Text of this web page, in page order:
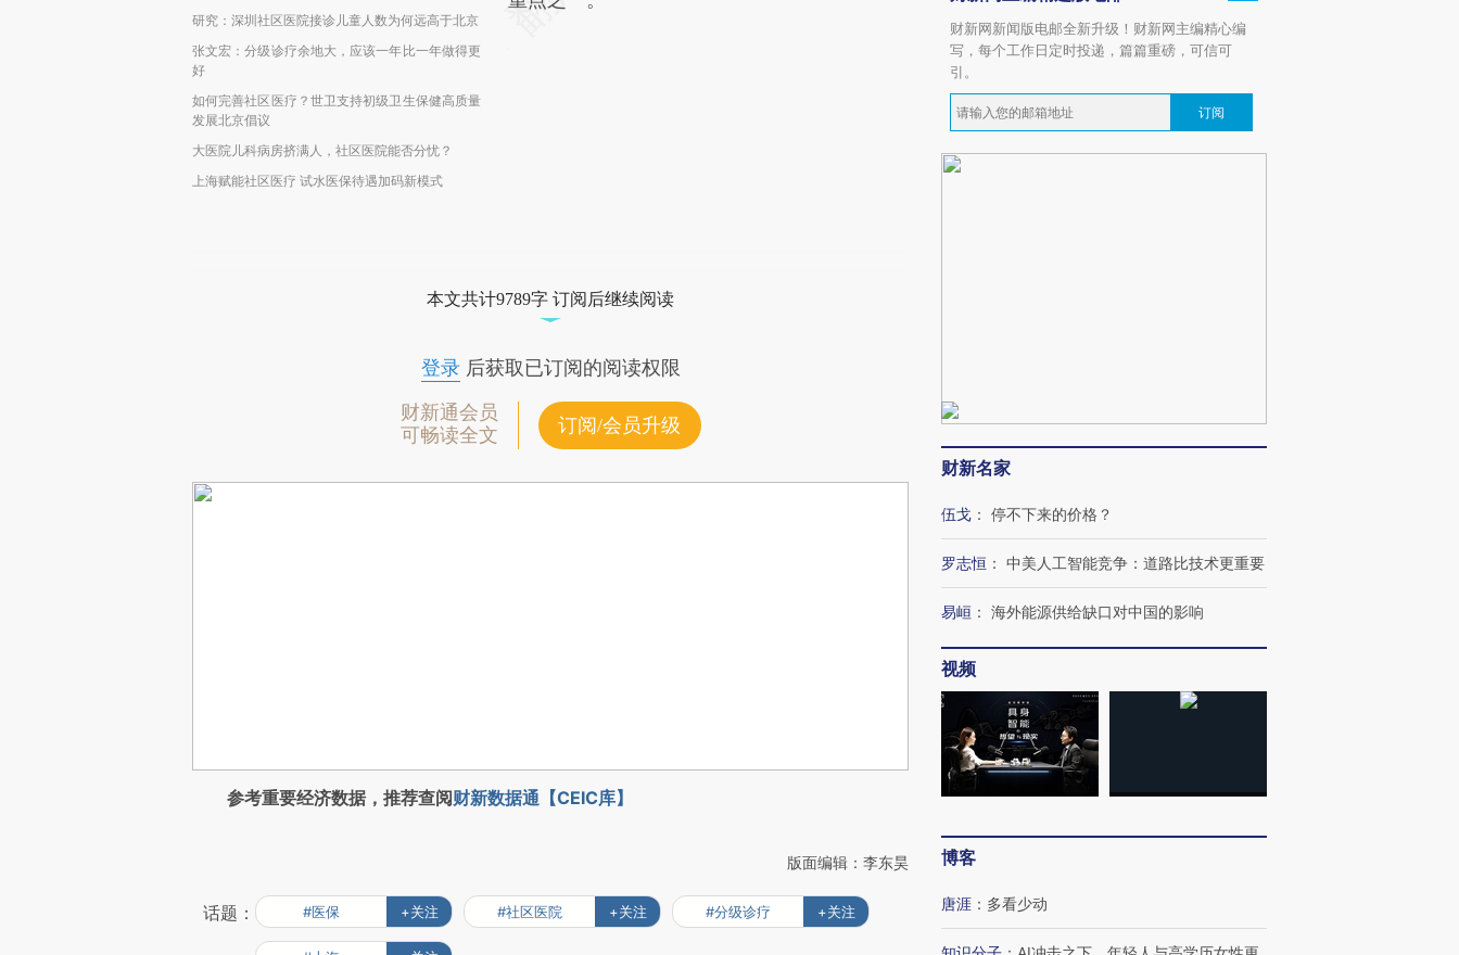
研究：深圳社区医院接诊儿童人数为何远高于北京
张文宏：分级诊疗余地大，应该一年比一年做得更
好
如何完善社区医疗？世卫支持初级卫生保健高质量
发展北京倡议
大医院儿科病房挤满人，社区医院能否分忧？
上海赋能社区医疗 试水医保待遇加码新模式
本文共计9789字 订阅后继续阅读
登录后获取已订阅的阅读权限
财新通会员
可畅读全文
订阅/会员升级
参考重要经济数据，推荐查阅财新数据通【CEIC库】
版面编辑：李东昊
话题： #医保 +关注 #社区医院 +关注 #分级诊疗 +关注
财新网新闻版电邮全新升级！财新网主编精心编
写，每个工作日定时投递，篇篇重磅，可信可
引。
订阅
财新名家
伍戈 ： 停不下来的价格？
罗志恒 ： 中美人工智能竞争：道路比技术更重要
易峘 ： 海外能源供给缺口对中国的影响
视频
博客
唐涯 ： 多看少动